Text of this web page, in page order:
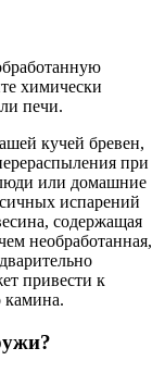
химически
печи.
кучей бревен,
при
или домашние
испарений
содержащая
необработанная,
привести к
камина.